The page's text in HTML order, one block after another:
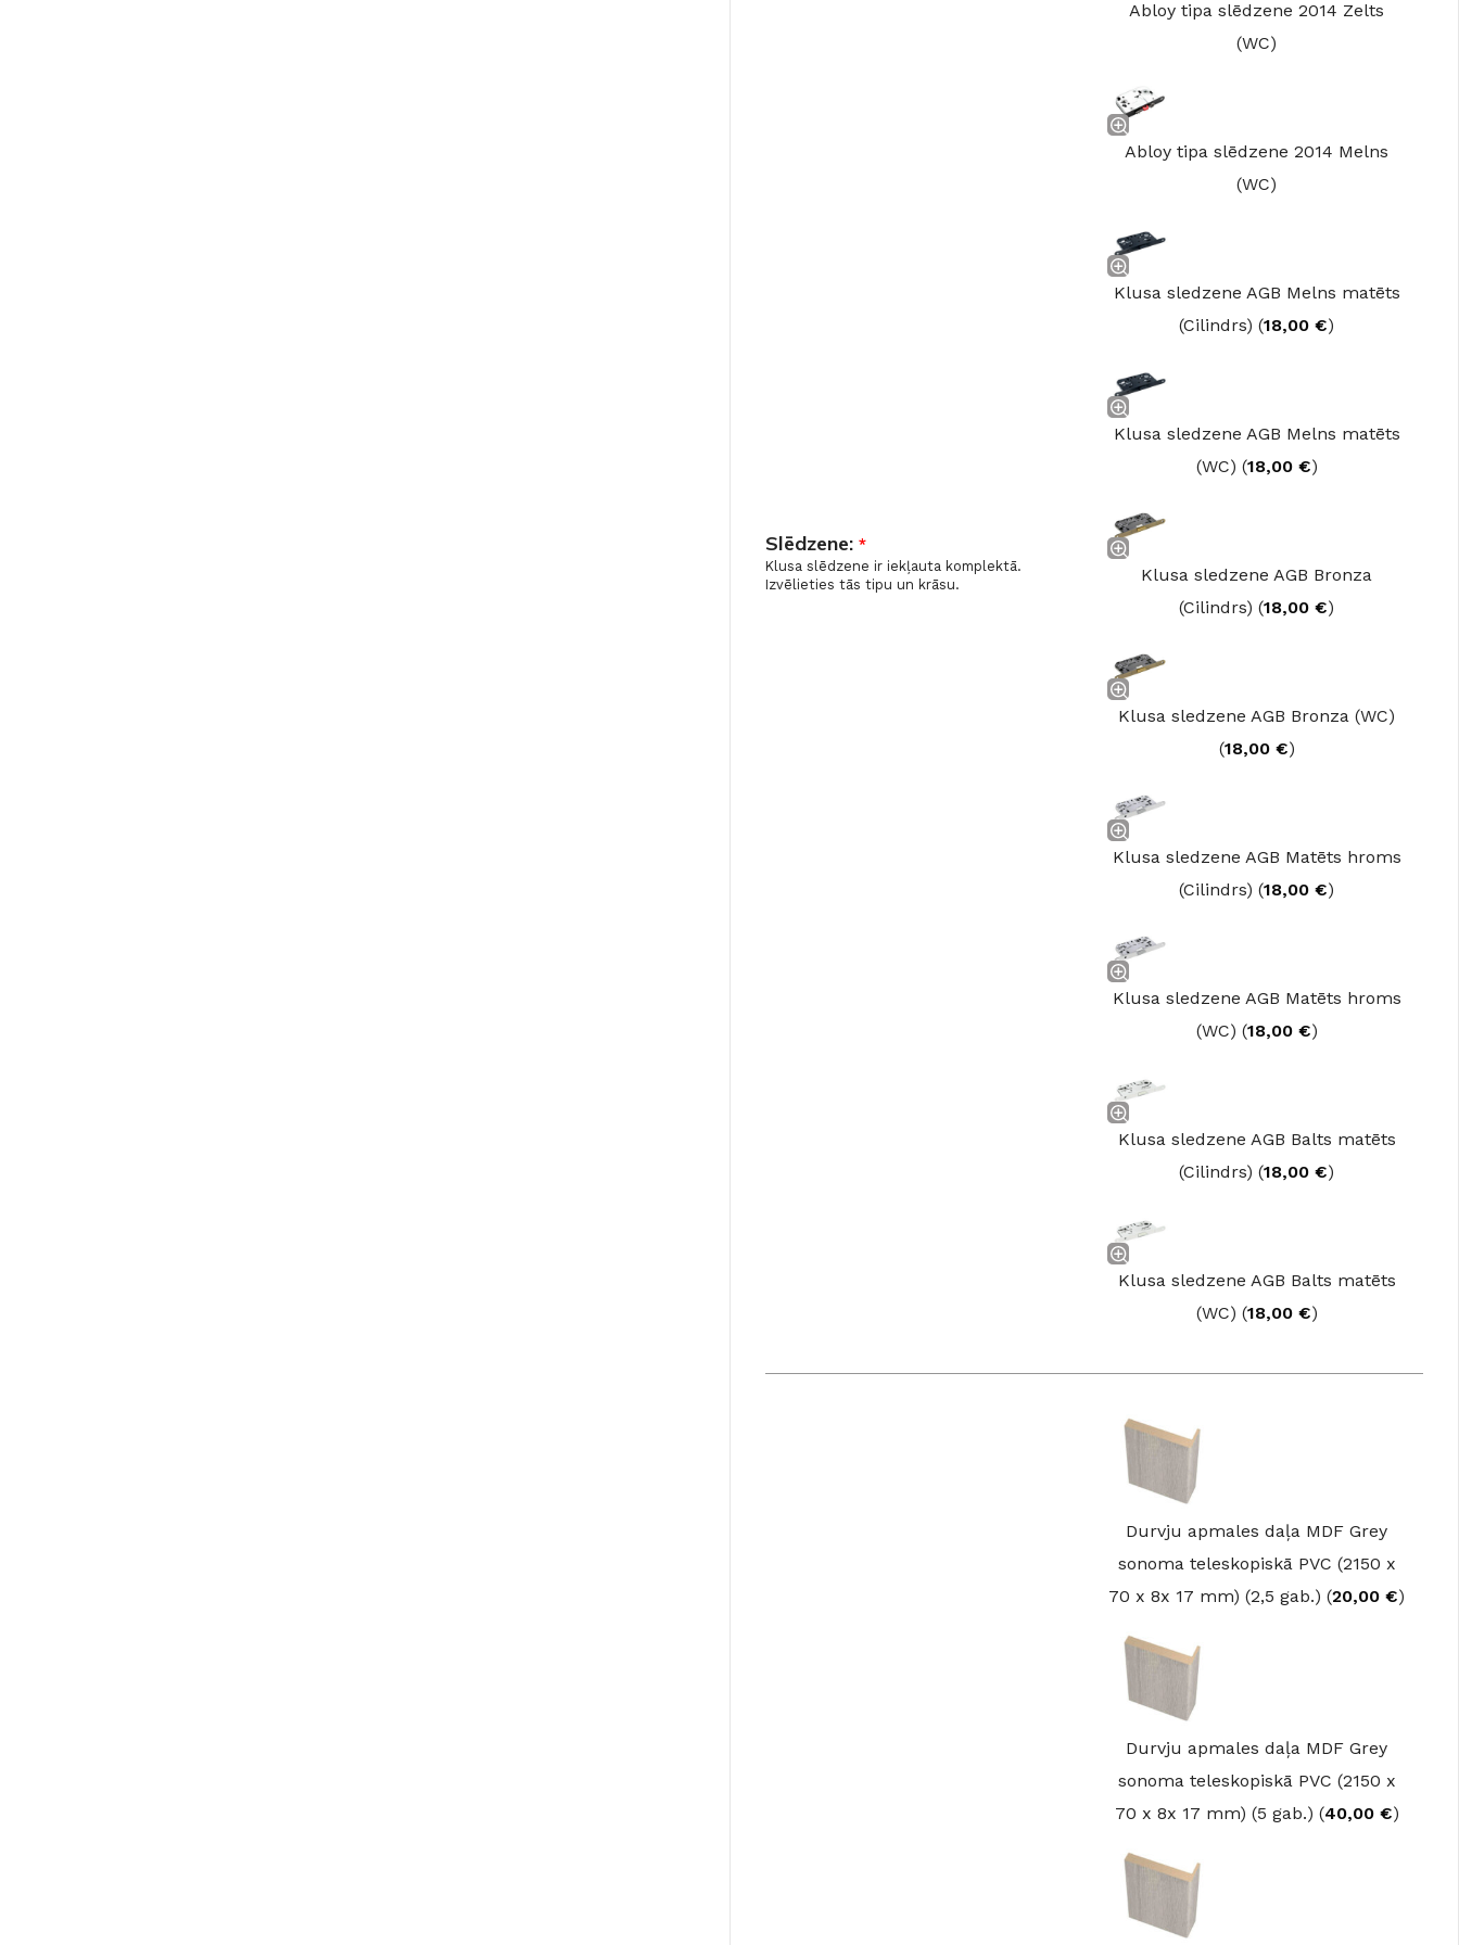
Slēdzene: *
Klusa slēdzene ir iekļauta komplektā.
Izvēlieties tās tipu un krāsu.
Abloy tipa slēdzene 2014 Zelts
(WC)
Abloy tipa slēdzene 2014 Melns
(WC)
Klusa sledzene AGB Melns matēts
(Cilindrs) (18,00 €)
Klusa sledzene AGB Melns matēts
(WC) (18,00 €)
Klusa sledzene AGB Bronza
(Cilindrs) (18,00 €)
Klusa sledzene AGB Bronza (WC)
(18,00 €)
Klusa sledzene AGB Matēts hroms
(Cilindrs) (18,00 €)
Klusa sledzene AGB Matēts hroms
(WC) (18,00 €)
Klusa sledzene AGB Balts matēts
(Cilindrs) (18,00 €)
Klusa sledzene AGB Balts matēts
(WC) (18,00 €)
Durvju apmales daļa MDF Grey
sonoma teleskopiskā PVC (2150 x
70 x 8x 17 mm) (2,5 gab.) (20,00 €)
Durvju apmales daļa MDF Grey
sonoma teleskopiskā PVC (2150 x
70 x 8x 17 mm) (5 gab.) (40,00 €)